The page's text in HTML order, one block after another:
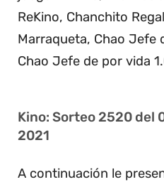
ReKino, Chanchito
Marraqueta, Chao
Chao Jefe de por vida
Kino: Sorteo 2520 del
2021
A continuación le